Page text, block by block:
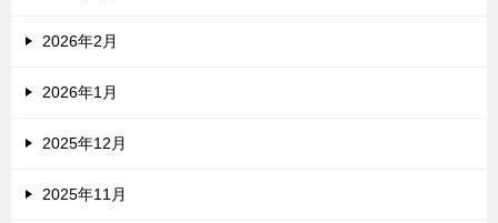
2026年2月
2026年1月
2025年12月
2025年11月